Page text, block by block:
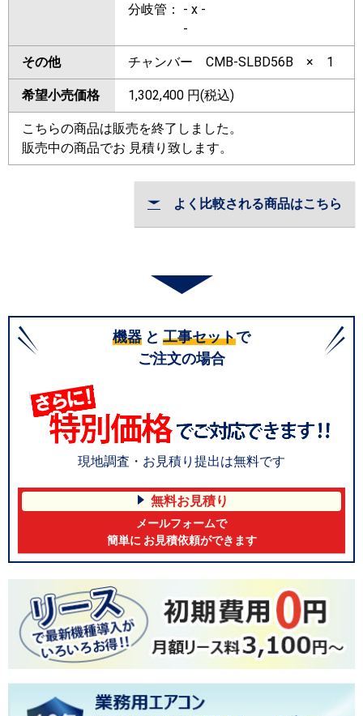
分岐管： - x -
-
その他 チャンバー CMB-SLBD56B × 1
希望小売価格 1,302,400 円(税込)
こちらの商品は販売を終了しました。
販売中の商品でお 見積り致します。
よく比較される商品はこちら
機器 と 工事セットで
ご注文の場合
現地調査・お見積り提出は無料です
無料お見積り
メールフォームで
簡単に お見積依頼ができます